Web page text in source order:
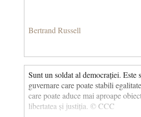
Bertrand Russell
Sunt un soldat al democrației. Este
guvernare care poate stabili
care poate aduce mai aproape
libertatea și justiția. © CCC